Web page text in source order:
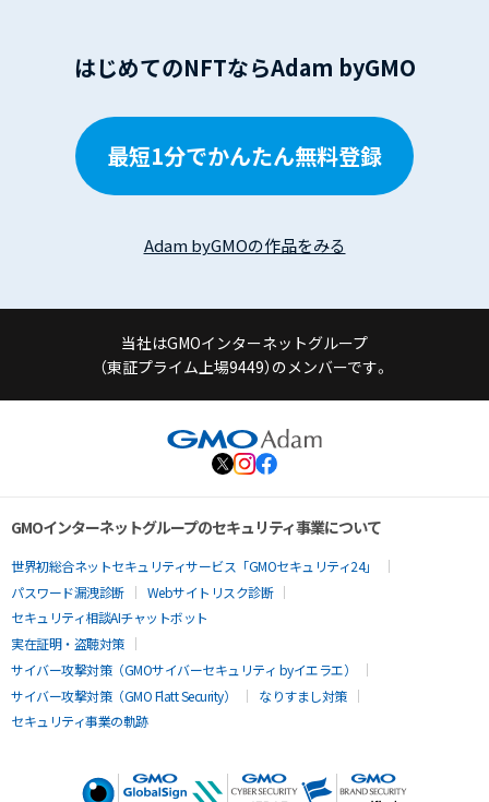
はじめてのNFTならAdam byGMO
最短1分でかんたん無料登録
Adam byGMOの作品をみる
当社はGMOインターネットグループ
（東証プライム上場9449）のメンバーです。
GMOインターネットグループのセキュリティ事業について
世界初総合ネットセキュリティサービス「GMOセキュリティ24」
パスワード漏洩診断
Webサイトリスク診断
セキュリティ相談AIチャットボット
実在証明・盗聴対策
サイバー攻撃対策（GMOサイバーセキュリティ byイエラエ）
サイバー攻撃対策（GMO Flatt Security）
なりすまし対策
セキュリティ事業の軌跡